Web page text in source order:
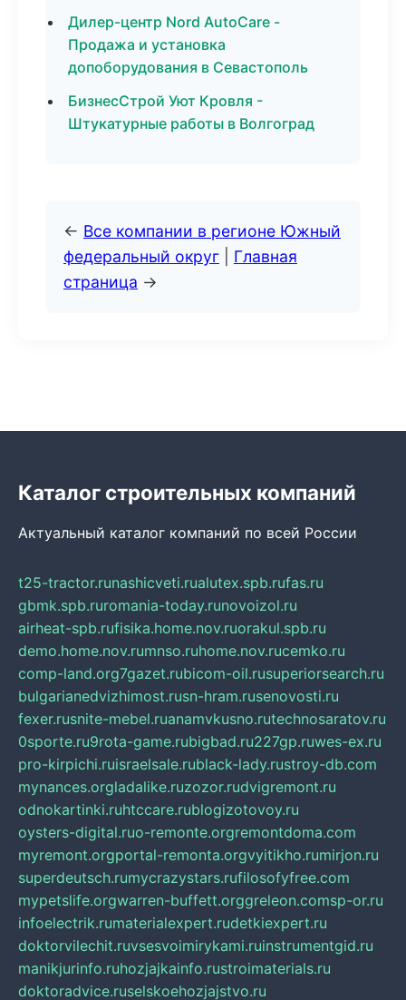
Дилер-центр Nord AutoCare -
Продажа и установка
допоборудования в Севастополь
БизнесСтрой Уют Кровля -
Штукатурные работы в Волгоград
← Все компании в регионе Южный
федеральный округ
Главная
страница →
Каталог строительных компаний
Актуальный каталог компаний по всей России
t25-tractor.runashicveti.rualutex.spb.rufas.ru
gbmk.spb.ruromania-today.runovoizol.ru
airheat-spb.rufisika.home.nov.ruorakul.spb.ru
demo.home.nov.rumnso.ruhome.nov.rucemko.ru
comp-land.org7gazet.rubicom-oil.rusuperiorsearch.ru
bulgarianedvizhimost.rusn-hram.rusenovosti.ru
fexer.rusnite-mebel.ruanamvkusno.rutechnosaratov.ru
0sporte.ru9rota-game.rubigbad.ru227gp.ruwes-ex.ru
pro-kirpichi.ruisraelsale.rublack-lady.rustroy-db.com
mynances.orgladalike.ruzozor.rudvigremont.ru
odnokartinki.ruhtccare.rublogizotovoy.ru
oysters-digital.ruo-remonte.orgremontdoma.com
myremont.orgportal-remonta.orgvyitikho.rumirjon.ru
superdeutsch.rumycrazystars.rufilosofyfree.com
mypetslife.orgwarren-buffett.orggreleon.comsp-or.ru
infoelectrik.rumaterialexpert.rudetkiexpert.ru
doktorvilechit.ruvsesvoimirykami.ruinstrumentgid.ru
manikjurinfo.ruhozjajkainfo.rustroimaterials.ru
doktoradvice.ruselskoehozjajstvo.ru